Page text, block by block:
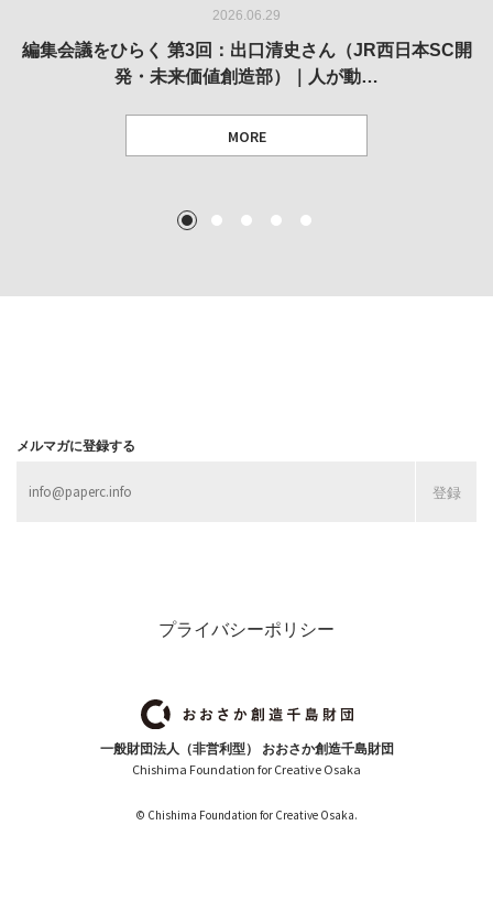
2026.06.29
編集会議をひらく 第3回：出口清史さん（JR西日本SC開
発・未来価値創造部）｜人が動…
MORE
2026.05.14
REVIEW｜果たして美術家・梅津庸一は、「大阪のゆかり
作家」となることができたのか…
2026.03.11
REPORT｜博覧会の残像
MORE
2026.02.25
REVIEW｜菊池聡太朗 個展「余りの風景」
MORE
2025.10.01
REVIEW｜生の存在証明としての線——「ライフライン」
展
1 2 3 4 5
メルマガに登録する
プライバシーポリシー
一般財団法人（非営利型） おおさか創造千島財団
Chishima Foundation for Creative Osaka
© Chishima Foundation for Creative Osaka.